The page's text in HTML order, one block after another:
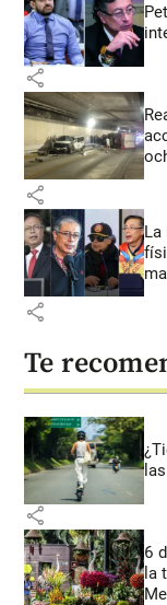
share
share
La
share
Te
share
6
la